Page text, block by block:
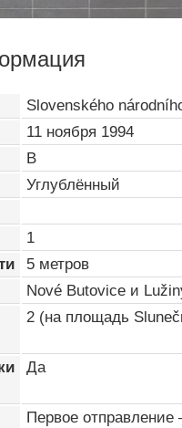
Slovenského
11 ноября 1994
B
Углублённый
1
5 метров
Nové Butovice и
2 (на площадь
Да
Первое